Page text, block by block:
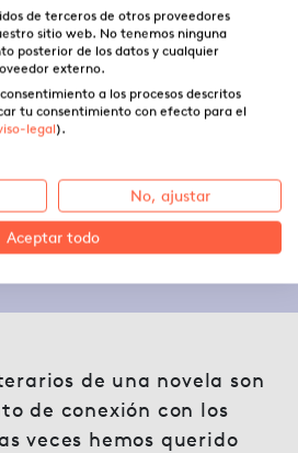
literarios
·Ángela Uparela
de una novela son
de conexión con los
veces hemos querido
de terceros de otros proveedores
sitio web. No tenemos ninguna
posterior de los datos y cualquier
externo.
a los procesos descritos
tu consentimiento con efecto para el
legal).
No, ajustar
Aceptar todo